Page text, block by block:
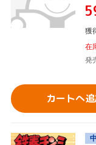
獲
在
発
カートへ